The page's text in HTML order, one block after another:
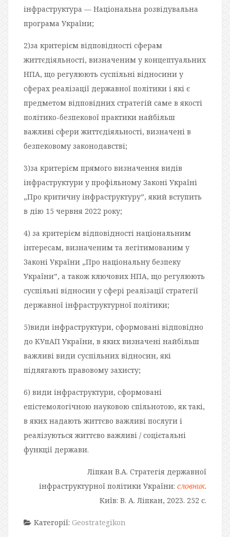
інфраструктура — Національна розвідувальна
програма України;
2)за критерієм відповідності сферам
життєдіяльності, визначеним у концептуальних
НПА, що регулюють суспільні відносини у
сферах реалізації державної політики і які є
предметом відповідних стратегій саме в якості
політико-безпекової практики найбільш
важливі сфери життєдіяльності, визначені в
безпековому законодавстві;
3)за критерієм прямого визначення видів
інфраструктури у профільному Законі Україні
„Про критичну інфраструктуру”, який вступить
в дію 15 червня 2022 року;
4) за критерієм відповідності національним
інтересам, визначеним та легітимованим у
Законі України „Про національну безпеку
України”, а також ключових НПА, що регулюють
суспільні відносин у сфері реалізації стратегії
державної інфраструктурної політики;
5)види інфраструктури, сформовані відповідно
до КУпАП України, в яких визначені найбільш
важливі види суспільних відносин, які
підлягають правовому захисту;
6) види інфраструктури, сформовані
епістемологічною науковою спільнотою, як такі,
в яких надають життєво важливі послуги і
реалізуються життєво важливі / соцієтальні
функції держави.
Ліпкан В.А. Стратегія державної
інфраструктурної політики України: словник.
Київ: В. А. Ліпкан, 2023. 252 с.
Категорії: Geostrategikon